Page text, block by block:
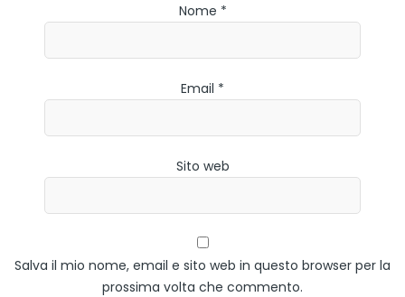
Nome *
Email *
Sito web
Salva il mio nome, email e sito web in questo browser per la
prossima volta che commento.